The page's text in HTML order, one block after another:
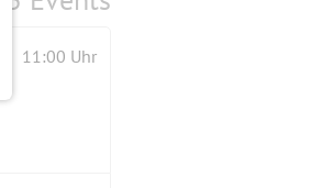
11:00 Uhr